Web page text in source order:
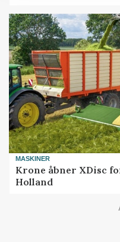
MASKINER
Krone åbner XDisc
Holland